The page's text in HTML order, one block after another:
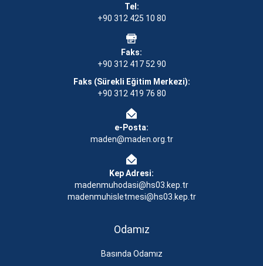
Tel:
+90 312 425 10 80
Faks:
+90 312 417 52 90
Faks (Sürekli Eğitim Merkezi):
+90 312 419 76 80
e-Posta:
maden@maden.org.tr
Kep Adresi:
madenmuhodasi@hs03.kep.tr
madenmuhisletmesi@hs03.kep.tr
Odamız
Basında Odamız